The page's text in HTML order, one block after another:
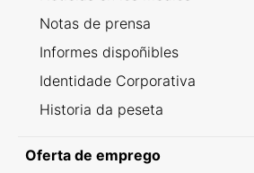
Notas de prensa
Informes dispoñibles
Identidade Corporativa
Historia da peseta
Oferta de emprego